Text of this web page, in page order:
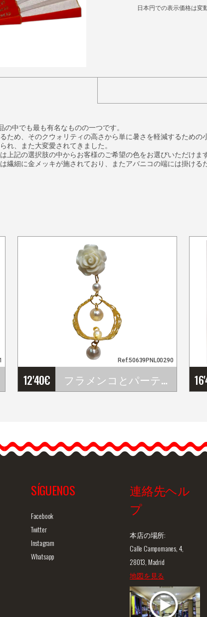
日本円での表示価格は変
中でも最も有名なものの一つです。
ため、そのクウォリティの高さから単に暑さを軽減するため
れ、また大変愛されてきました。
上記の選択肢の中からお客様のご希望の色をお選びいただけます
繊細に金メッキが施されており、またアバニコの端には掛ける
12'40€ フラメンコとパーティーピアス
Ref:50639PNL00290
クイックビュー
SÍGUENOS
Facebook
Twitter
Instagram
Whatsapp
連絡先ヘル
プ
本店の場所:
Calle Campomanes, 4,
28013, Madrid
地図を見る